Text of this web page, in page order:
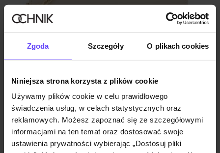
Zgoda Szczegóły O plikach cookies
Niniejsza strona korzysta z plików cookie
Używamy plików cookie w celu prawidłowego
świadczenia usług, w celach statystycznych oraz
reklamowych. Możesz zapoznać się ze szczegółowymi
informacjami na ten temat oraz dostosować swoje
ustawienia prywatności wybierając „Dostosuj pliki
Kremowa torebka etui na telefon